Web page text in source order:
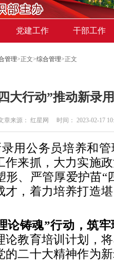
党建工作 干部工作
管理>正文>综合管理>正文
大行动”推动新录
章来源： 红星网 时间： 2023-02-17
用公务员培养和
作来抓，大力实施
形、严管厚爱护苗“
才，着力培养打造
论铸魂”行动，筑
论教育培训计划，
的二十大精神作为